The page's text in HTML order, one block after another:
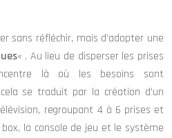
sans réfléchir, mais d’adopter une
« . Au lieu de disperser les prises
là où les besoins sont
se traduit par la création d’un
regroupant 4 à 6 prises et
la console de jeu et le système